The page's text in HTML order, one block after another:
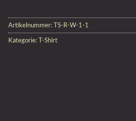
Artikelnummer: TS-R-W-1-1
Kategorie: T-Shirt